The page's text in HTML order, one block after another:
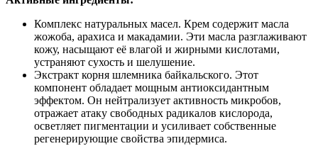
Комплекс натуральных масел. Крем содержит масла
жожоба, арахиса и макадамии. Эти масла разглаживают
кожу, насыщают её влагой и жирными кислотами,
устраняют сухость и шелушение.
Экстракт корня шлемника байкальского. Этот
компонент обладает мощным антиоксидантным
эффектом. Он нейтрализует активность микробов,
отражает атаку свободных радикалов кислорода,
осветляет пигментации и усиливает собственные
регенерирующие свойства эпидермиса.